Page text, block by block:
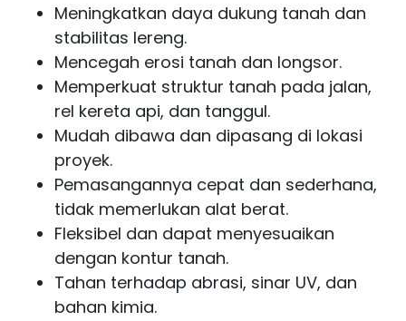
Meningkatkan daya dukung tanah dan
stabilitas lereng.
Mencegah erosi tanah dan longsor.
Memperkuat struktur tanah pada jalan,
rel kereta api, dan tanggul.
Mudah dibawa dan dipasang di lokasi
proyek.
Pemasangannya cepat dan sederhana,
tidak memerlukan alat berat.
Fleksibel dan dapat menyesuaikan
dengan kontur tanah.
Tahan terhadap abrasi, sinar UV, dan
bahan kimia.